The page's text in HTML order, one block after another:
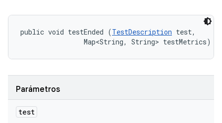
public void testEnded (TestDescription test,
                Map<String, String> testMetrics)
Parámetros
test